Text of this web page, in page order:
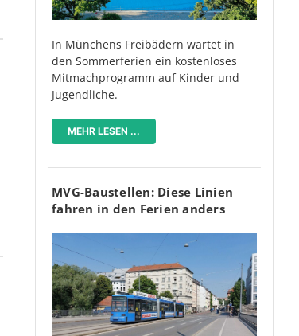
In Münchens Freibädern wartet in
den Sommerferien ein kostenloses
Mitmachprogramm auf Kinder und
Jugendliche.
MEHR LESEN ...
MVG-Baustellen: Diese Linien
fahren in den Ferien anders